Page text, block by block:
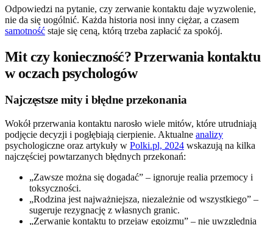
Odpowiedzi na pytanie, czy zerwanie kontaktu daje wyzwolenie,
nie da się uogólnić. Każda historia nosi inny ciężar, a czasem
samotność staje się ceną, którą trzeba zapłacić za spokój.
Mit czy konieczność? Przerwania kontaktu
w oczach psychologów
Najczęstsze mity i błędne przekonania
Wokół przerwania kontaktu narosło wiele mitów, które utrudniają
podjęcie decyzji i pogłębiają cierpienie. Aktualne analizy
psychologiczne oraz artykuły w Polki.pl, 2024 wskazują na kilka
najczęściej powtarzanych błędnych przekonań:
„Zawsze można się dogadać” – ignoruje realia przemocy i
toksyczności.
„Rodzina jest najważniejsza, niezależnie od wszystkiego” –
sugeruje rezygnację z własnych granic.
„Zerwanie kontaktu to przejaw egoizmu” – nie uwzględnia